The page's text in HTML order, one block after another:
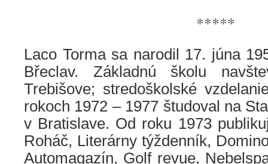
*****
Laco Torma sa narodil 17. júna
Břeclav. Základnú školu
Trebišove; stredoškolské
rokoch 1972 – 1977 študoval na
v Bratislave. Od roku 1973
Roháč, Literárny týždenník,
Automagazín, Golf revue,